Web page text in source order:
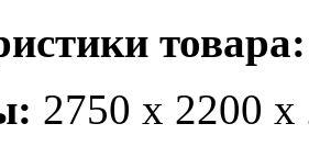
товара:
2750 x 2200 x